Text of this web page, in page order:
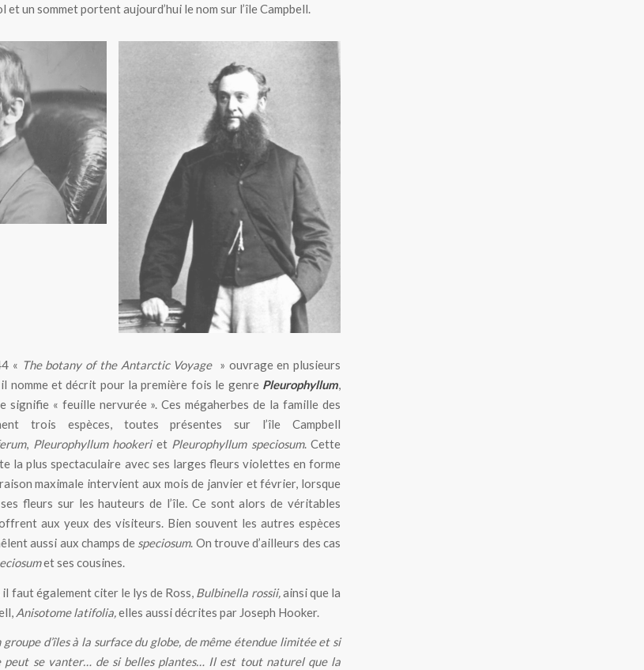
et un sommet portent aujourd’hui le nom sur l’île Campbell.
« The botany of the Antarctic Voyage » ouvrage en plusieurs
nomme et décrit pour la première fois le genre Pleurophyllum,
signifie « feuille nervurée ». Ces mégaherbes de la famille des
trois espèces, toutes présentes sur l’île Campbell
, Pleurophyllum hookeriet Pleurophyllum speciosum. Cette
la plus spectaculaire avec ses larges fleurs violettes en forme
maximale intervient aux mois de janvier et février, lorsque
fleurs sur les hauteurs de l’île. Ce sont alors de véritables
aux yeux des visiteurs. Bien souvent les autres espèces
aussi aux champs de speciosum. On trouve d’ailleurs des cas
et ses cousines.
il faut également citer le lys de Ross, Bulbinella rossii,ainsi que la
Anisotome latifolia,elles aussi décrites par Joseph Hooker.
d’îles à la surface du globe, de même étendue limitée et si
peut se vanter… de si belles plantes… Il est tout naturel que la